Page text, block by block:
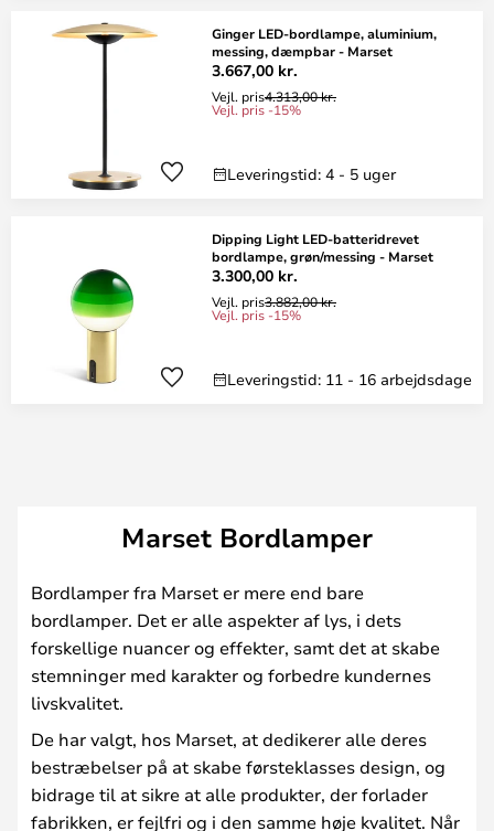
Ginger LED-bordlampe, aluminium,
messing, dæmpbar - Marset
3.667,00 kr.
Vejl. pris4.313,00 kr.
Vejl. pris -15%
Leveringstid: 4 - 5 uger
Dipping Light LED-batteridrevet
bordlampe, grøn/messing - Marset
3.300,00 kr.
Vejl. pris3.882,00 kr.
Vejl. pris -15%
Leveringstid: 11 - 16 arbejdsdage
Marset Bordlamper
Bordlamper fra Marset er mere end bare
bordlamper. Det er alle aspekter af lys, i dets
forskellige nuancer og effekter, samt det at skabe
stemninger med karakter og forbedre kundernes
livskvalitet.
De har valgt, hos Marset, at dedikerer alle deres
bestræbelser på at skabe førsteklasses design, og
bidrage til at sikre at alle produkter, der forlader
fabrikken, er fejlfri og i den samme høje kvalitet. Når